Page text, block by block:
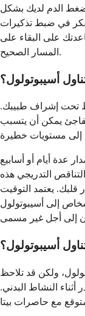
الدم لديك بشكل
في ضبط تذكيرات
على البقاء على
المسار الصحيح.
أسيبوتولول؟
تحت إشراف طبيبك.
يمكن أن يتسبب
عدة أيام أو أسابيع
التدريجي هذه
يعتمد التوقيت
إلى أسيبوتولول
أسيبوتولول؟
ولكن قد تلاحظ
النشاط البدني.